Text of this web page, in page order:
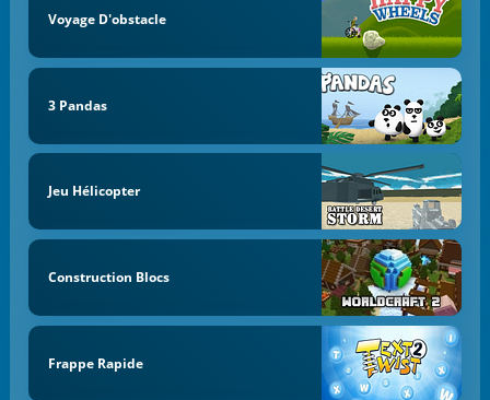
Voyage D'obstacle
3 Pandas
Jeu Hélicopter
Construction Blocs
Frappe Rapide